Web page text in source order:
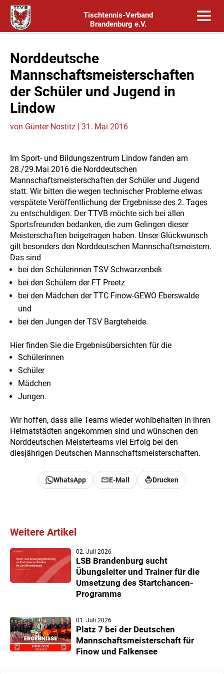
Tischtennis-Verband
Brandenburg e.V.
Norddeutsche
Mannschaftsmeisterschaften
der Schüler und Jugend in
Lindow
von Günter Nostitz | 31. Mai 2016
Im Sport- und Bildungszentrum Lindow fanden am
28./29.Mai 2016 die Norddeutschen
Mannschaftsmeisterschaften der Schüler und Jugend
statt. Wir bitten die wegen technischer Probleme etwas
verspätete Veröffentlichung der Ergebnisse des 2. Tages
zu entschuldigen. Der TTVB möchte sich bei allen
Sportsfreunden bedanken, die zum Gelingen dieser
Meisterschaften beigetragen haben. Unser Glückwunsch
gilt besonders den Norddeutschen Mannschaftsmeistern.
Das sind
bei den Schülerinnen TSV Schwarzenbek
bei den Schülern der FT Preetz
bei den Mädchen der TTC Finow-GEWO Eberswalde
und
bei den Jungen der TSV Bargteheide.
Hier finden Sie die Ergebnisübersichten für die
Schülerinnen
Schüler
Mädchen
Jungen.
Wir hoffen, dass alle Teams wieder wohlbehalten in ihren
Heimatstädten angekommen sind und wünschen den
Norddeutschen Meisterteams viel Erfolg bei den
diesjährigen Deutschen Mannschaftsmeisterschaften.
WhatsApp E-Mail Drucken
Weitere Artikel
LSB Brandenburg sucht
Übungsleiter und Trainer für die
Umsetzung des Startchancen-
Programms
02. Juli 2026
Platz 7 bei der Deutschen
Mannschaftsmeisterschaft für
Finow und Falkensee
01. Juli 2026